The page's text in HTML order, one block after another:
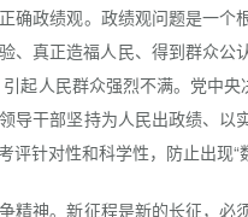
政绩观。政绩观问题是一个
、真正造福人民、得到群众公
起人民群众强烈不满。党中
导干部坚持为人民出政绩、
评针对性和科学性，防止出现“
神。新征程是新的长征，必